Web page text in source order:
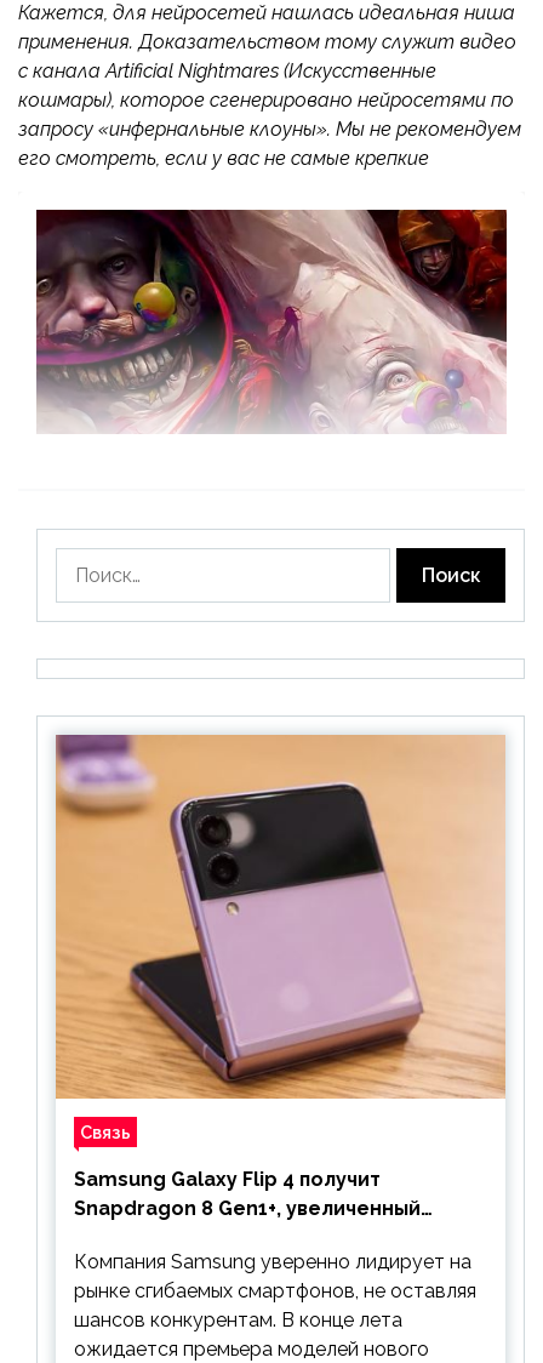
Кажется, для нейросетей нашлась идеальная ниша
применения. Доказательством тому служит видео
с канала Artificial Nightmares (Искусственные
кошмары), которое сгенерировано нейросетями по
запросу «инфернальные клоуны». Мы не рекомендуем
его смотреть, если у вас не самые крепкие
Связь
Samsung Galaxy Flip 4 получит
Snapdragon 8 Gen1+, увеличенный
предшественника
Компания Samsung уверенно лидирует на
рынке сгибаемых смартфонов, не оставляя
шансов конкурентам. В конце лета
ожидается премьера моделей нового